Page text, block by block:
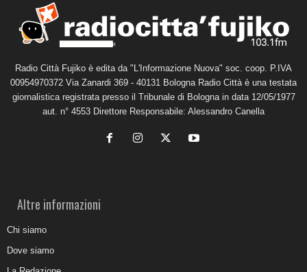
Radio Città Fujiko è edita da "L'Informazione Nuova" soc. coop. P.IVA
00954970372 Via Zanardi 369 - 40131 Bologna Radio Città è una testata
giornalistica registrata presso il Tribunale di Bologna in data 12/05/1977
aut. n° 4553 Direttore Responsabile: Alessandro Canella
Altre informazioni
Chi siamo
Dove siamo